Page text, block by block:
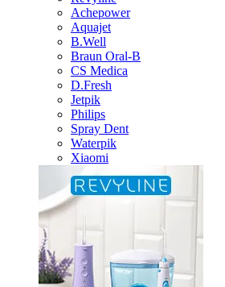
Achepower
Aquajet
B.Well
Braun Oral-B
CS Medica
D.Fresh
Jetpik
Philips
Spray Dent
Waterpik
Xiaomi